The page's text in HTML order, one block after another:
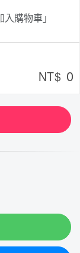
購物車」
NT$ 0